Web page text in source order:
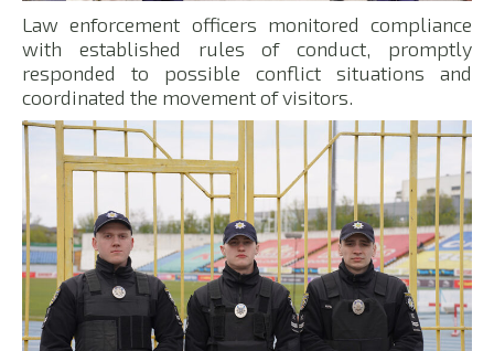
Law enforcement officers monitored compliance
with established rules of conduct, promptly
responded to possible conflict situations and
coordinated the movement of visitors.